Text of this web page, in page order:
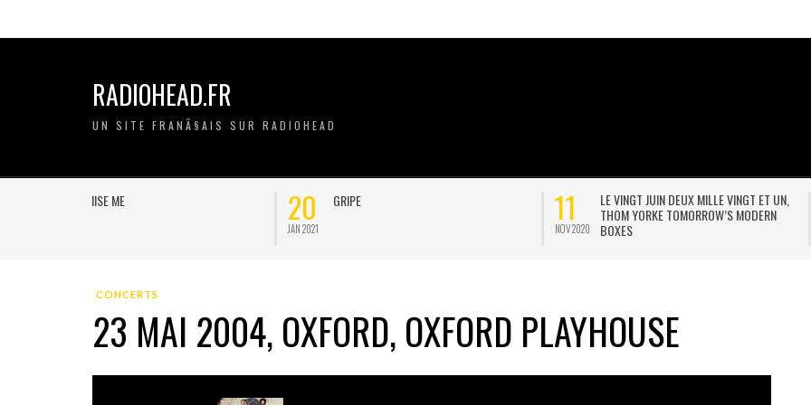
RADIOHEAD.FR
UN SITE FRANÃ§AIS SUR RADIOHEAD
20 11
LE VINGT JUIN DEUX MILLE VINGT ET UN,
02
MAI 2020
JONNY POSTE UNE
INTERVIEW D’EOB
CONCERTS
23 MAI 2004, OXFORD, OXFORD PLAYHOUSE